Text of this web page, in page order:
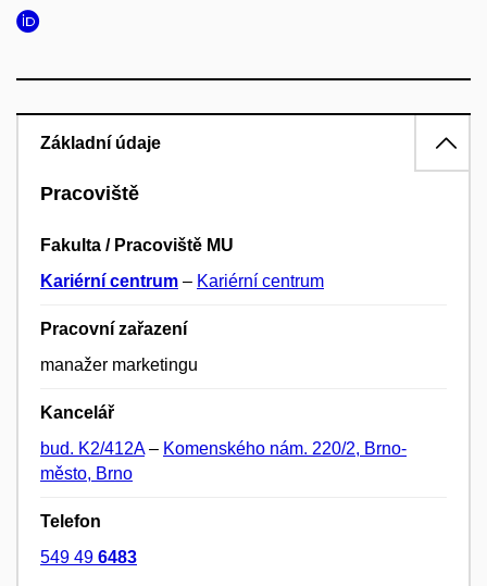
Základní údaje
Pracoviště
Fakulta / Pracoviště MU
Kariérní centrum – Kariérní centrum
Pracovní zařazení
manažer marketingu
Kancelář
bud. K2/412A– Komenského nám. 220/2, Brno-
město, Brno
Telefon
549 49 6483